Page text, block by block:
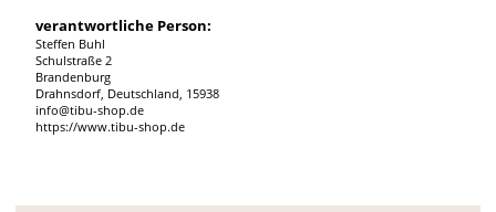
verantwortliche Person:
Steffen Buhl
Schulstraße 2
Brandenburg
Drahnsdorf, Deutschland, 15938
info@tibu-shop.de
https://www.tibu-shop.de